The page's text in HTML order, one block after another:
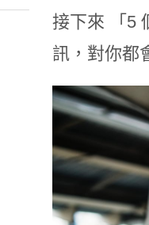
接下來 「5
訊，對你都